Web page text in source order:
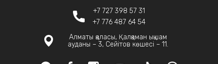
+7 727 398 57 31
+7 776 487 64 54
Алматы қаласы, Қалқаман ықшам
ауданы – 3, Сейітов көшесі – 11.